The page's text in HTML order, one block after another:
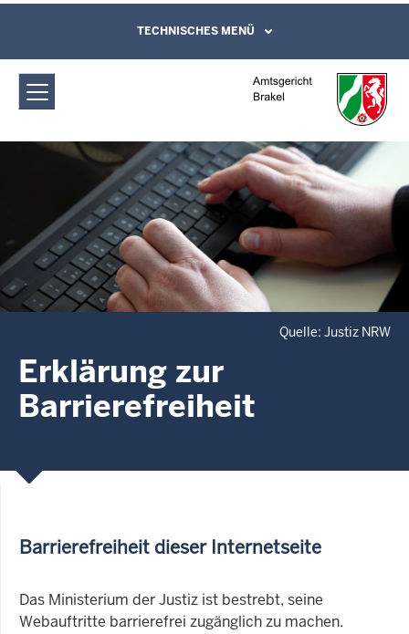
Amtsgericht Brakel: Erklärung zur
Barrierefreiheit
Direkt zum Inhalt
Leichte Sprache, Gebärdensprachenvideo
und Kontaktformular
TECHNISCHES MENÜ
Quelle: Justiz NRW
Erklärung zur
Barrierefreiheit
Barrierefreiheit dieser Internetseite
Das Ministerium der Justiz ist bestrebt, seine
Webauftritte barrierefrei zugänglich zu machen.